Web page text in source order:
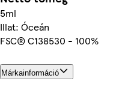
5ml
Illat: Óceán
FSC® C138530 - 100%
Márkainformáció